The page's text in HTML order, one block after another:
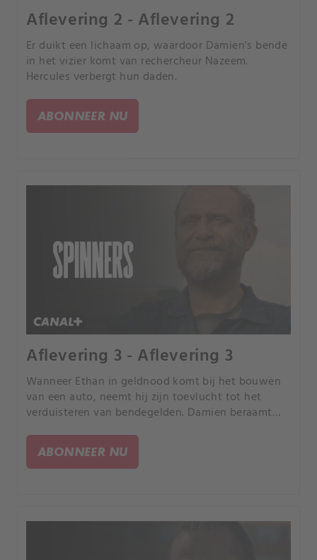
Aflevering 2 - Aflevering 2
Er duikt een lichaam op, waardoor Damien's bende
in het vizier komt van rechercheur Nazeem.
Hercules verbergt hun daden.
ABONNEER NU
Aflevering 3 - Aflevering 3
Wanneer Ethan in geldnood komt bij het bouwen
van een auto, neemt hij zijn toevlucht tot het
verduisteren van bendegelden. Damien beraamt
ABONNEER NU